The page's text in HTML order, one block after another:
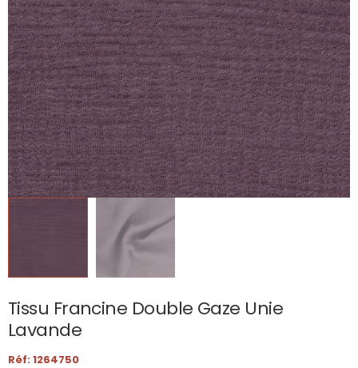
Tissu Francine Double Gaze Unie
Lavande
Réf: 1264750